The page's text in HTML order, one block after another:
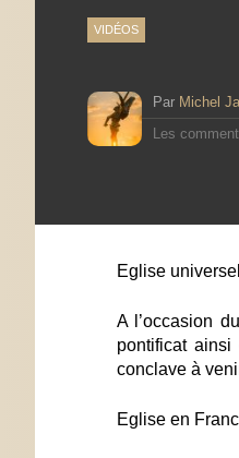
VIDÉOS
Par Michel
Les
Eglise
A l’occasion
pontificat
conclave à
Eglise en